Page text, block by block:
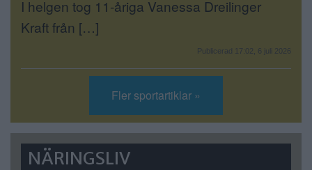
I helgen tog 11-åriga Vanessa Dreilinger
Kraft från […]
Publicerad 17:02, 6 juli 2026
Fler sportartiklar »
NÄRINGSLIV